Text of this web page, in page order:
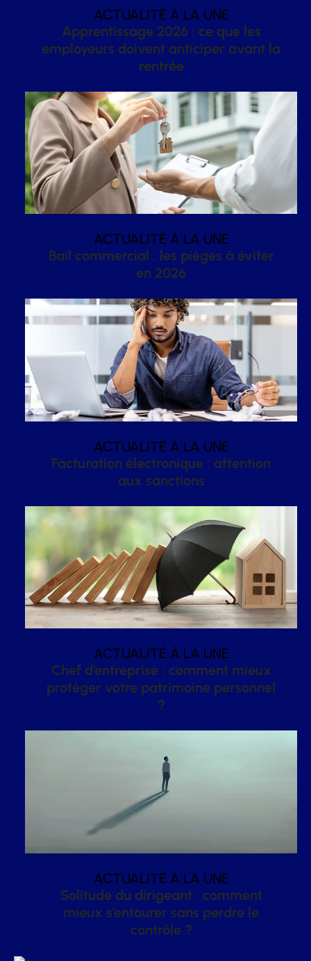
ACTUALITÉ À LA UNE
Apprentissage 2026 : ce que les
employeurs doivent anticiper avant la
rentrée
ACTUALITÉ À LA UNE
Bail commercial : les pièges à éviter
en 2026
ACTUALITÉ À LA UNE
Facturation électronique : attention
aux sanctions
ACTUALITÉ À LA UNE
Chef d’entreprise : comment mieux
protéger votre patrimoine personnel
?
ACTUALITÉ À LA UNE
Solitude du dirigeant : comment
mieux s’entourer sans perdre le
contrôle ?